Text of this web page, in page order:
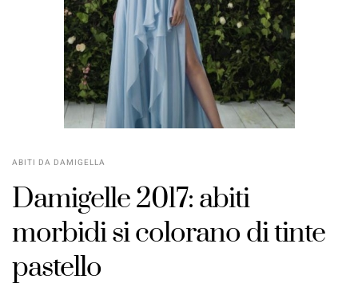
ABITI DA DAMIGELLA
Damigelle 2017: abiti
morbidi si colorano di tinte
pastello